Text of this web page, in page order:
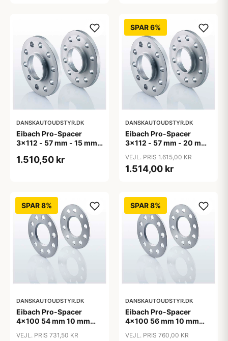
DANSKAUTOUDSTYR.DK
Eibach Pro-Spacer
3x112 - 57 mm - 15 mm
1.510,50 kr
SPAR 6%
DANSKAUTOUDSTYR.DK
Eibach Pro-Spacer
3x112 - 57 mm - 20 mm
VEJL. PRIS 1.615,00 KR
1.514,00 kr
SPAR 8%
DANSKAUTOUDSTYR.DK
Eibach Pro-Spacer
4x100 54 mm 10 mm
VEJL. PRIS 731,50 KR
SPAR 8%
DANSKAUTOUDSTYR.DK
Eibach Pro-Spacer
4x100 56 mm 10 mm
VEJL. PRIS 760,00 KR